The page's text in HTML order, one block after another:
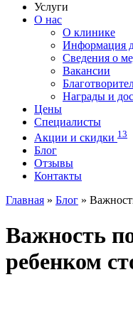
Услуги
О нас
О клинике
Информация
Сведения о
Вакансии
Награды и
Цены
Специалисты
Акции и скидки 13
Блог
Отзывы
Контакты
Главная » Блог »
Важность
ребенком